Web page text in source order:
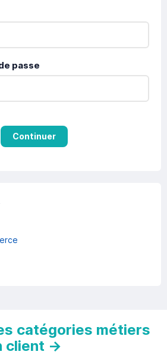
passe
Continuer
catégories métiers
client →